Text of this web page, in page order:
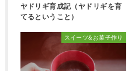
ヤドリギ育成記（ヤドリギを育
てるということ）
スイーツ&お菓子作り